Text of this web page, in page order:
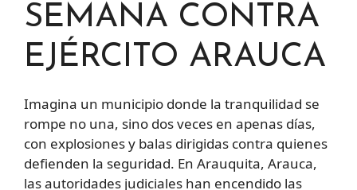
SEMANA CONTRA
EJÉRCITO ARAUCA
Imagina un municipio donde la tranquilidad se
rompe no una, sino dos veces en apenas días,
con explosiones y balas dirigidas contra quienes
defienden la seguridad. En Arauquita, Arauca,
las autoridades judiciales han encendido las